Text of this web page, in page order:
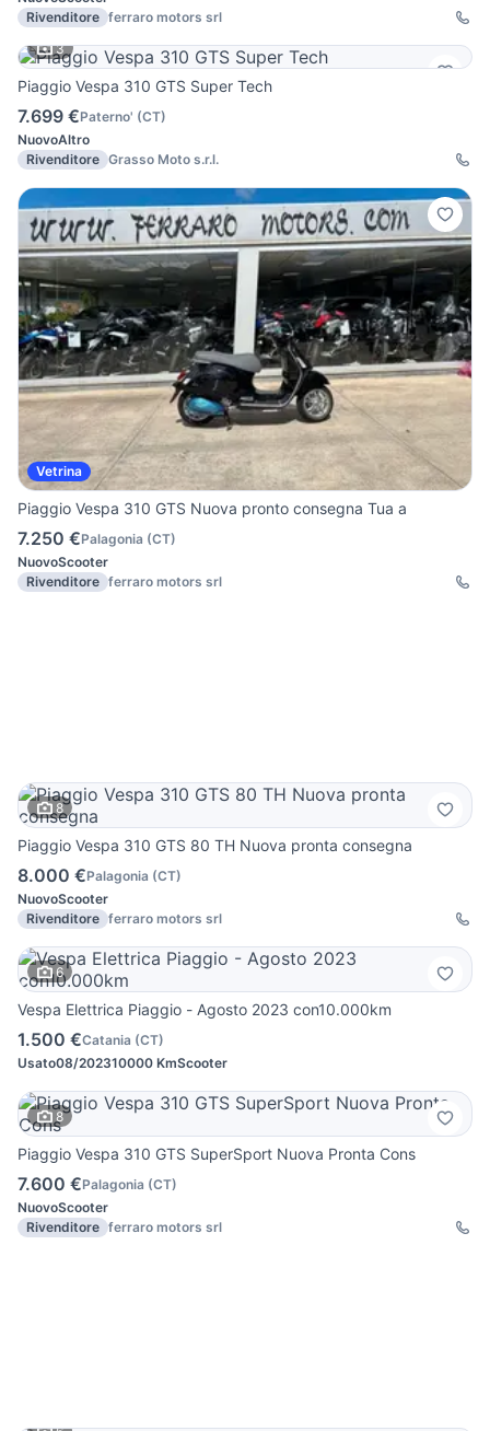
Rivenditore ferraro motors srl
3
Piaggio Vespa 310 GTS Super Tech
7.699 €Paterno' (CT)
NuovoAltro
Rivenditore Grasso Moto s.r.l.
Vetrina
Piaggio Vespa 310 GTS Nuova pronto consegna Tua a
7.250 €Palagonia (CT)
NuovoScooter
Rivenditore ferraro motors srl
8
Piaggio Vespa 310 GTS 80 TH Nuova pronta consegna
8.000 €Palagonia (CT)
NuovoScooter
Rivenditore ferraro motors srl
6
Vespa Elettrica Piaggio - Agosto 2023 con10.000km
1.500 €Catania (CT)
Usato08/202310000 KmScooter
8
Piaggio Vespa 310 GTS SuperSport Nuova Pronta Cons
7.600 €Palagonia (CT)
NuovoScooter
Rivenditore ferraro motors srl